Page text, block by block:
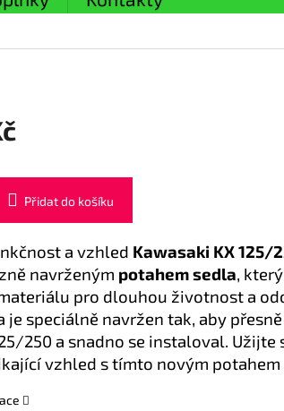
Přidat do košíku
a vzhled Kawasaki KX 125/
navrženým potahem sedla,
pro dlouhou životnost a
je speciálně navržen tak, aby
250 a snadno se instaloval.
vzhled s tímto novým potahem